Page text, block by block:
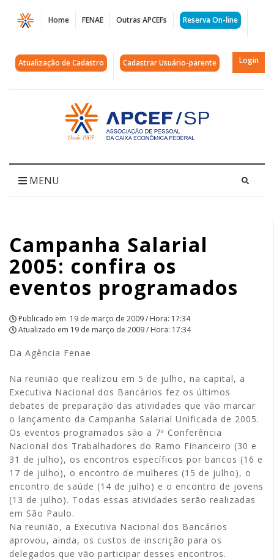
Página
Campanha
Salarial
confira
programados
Home FENAE Outras APCEFs Reserva On-line
Atualização de Cadastro Cadastrar Usuário-parente Login
Acessar
página
inicial
MENU
Campanha Salarial
2005: confira os
eventos programados
Publicado em 19 de março de 2009 / Hora: 17:34
Atualizado em 19 de março de 2009 / Hora: 17:34
Da Agência Fenae
Na reunião que realizou em 5 de julho, na capital, a
Executiva Nacional dos Bancários fez os últimos
debates de preparação das atividades que vão marcar
o lançamento da Campanha Salarial Unificada de 2005.
Os eventos programados são a 7ª Conferência
Nacional dos Trabalhadores do Ramo Financeiro (30 e
31 de julho), os encontros específicos por bancos (16 e
17 de julho), o encontro de mulheres (15 de julho), o
encontro de saúde (14 de julho) e o encontro de jovens
(13 de julho). Todas essas atividades serão realizadas
em São Paulo.
Na reunião, a Executiva Nacional dos Bancários
aprovou, ainda, os custos de inscrição para os
delegados que vão participar desses encontros.